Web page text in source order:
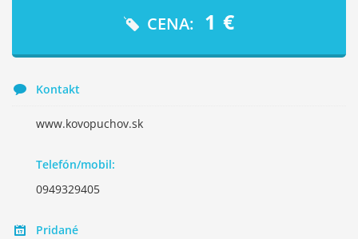
CENA: 1 €
Kontakt
www.kovopuchov.sk
Telefón/mobil:
0949329405
Pridané